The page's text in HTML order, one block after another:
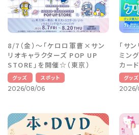
8/7（金）～「ケロロ軍曹×サン
リオキャラクターズ POP UP
STORE」を開催☆（東京）
グッズ
スポット
2026/08/06
「サ
ミン
カー
グッズ